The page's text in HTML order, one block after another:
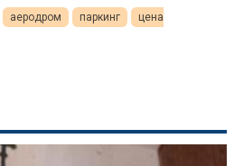
аеродром паркинг
цена